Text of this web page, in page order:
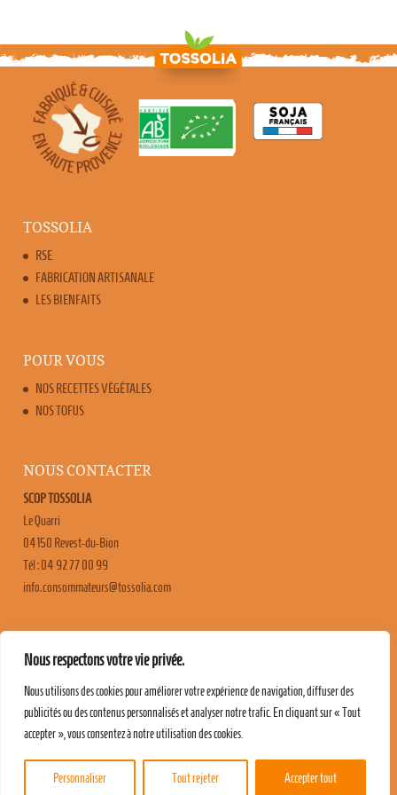
Nous respectons votre vie privée.
Nous utilisons des cookies pour améliorer votre expérience de navigation, diffuser des
publicités ou des contenus personnalisés et analyser notre trafic. En cliquant sur « Tout
accepter », vous consentez à notre utilisation des cookies.
Personnaliser Tout rejeter Accepter tout
TOSSOLIA
RSE
FABRICATION ARTISANALE
LES BIENFAITS
POUR VOUS
NOS RECETTES VÉGÉTALES
NOS TOFUS
NOUS CONTACTER
SCOP TOSSOLIA
Le Quarri
04150 Revest-du-Bion
Tél : 04 92 77 00 99
moc.ailossot@sruetammosnoc.ofni
CONTACT & RECRUTEMENT
MENTIONS LÉGALES
POLITIQUE DE CONFIDENTIALITÉ